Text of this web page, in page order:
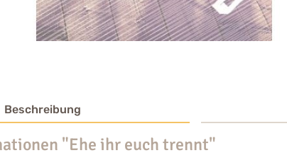
Beschreibung
"Ehe ihr euch trennt"